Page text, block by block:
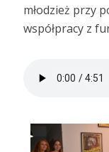
młodzież przy
współpracy z